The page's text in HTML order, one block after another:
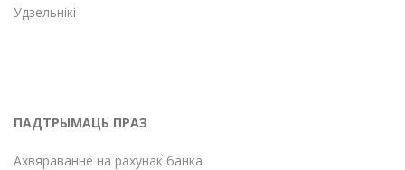
Удзельнікі
ПАДТРЫМАЦЬ ПРАЗ
Ахвяраванне на рахунак банка